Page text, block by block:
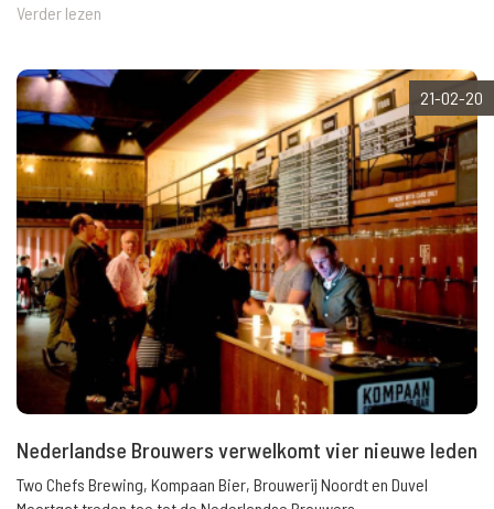
Verder lezen
21-02-20
Nederlandse Brouwers verwelkomt vier nieuwe leden
Two Chefs Brewing, Kompaan Bier, Brouwerij Noordt en Duvel